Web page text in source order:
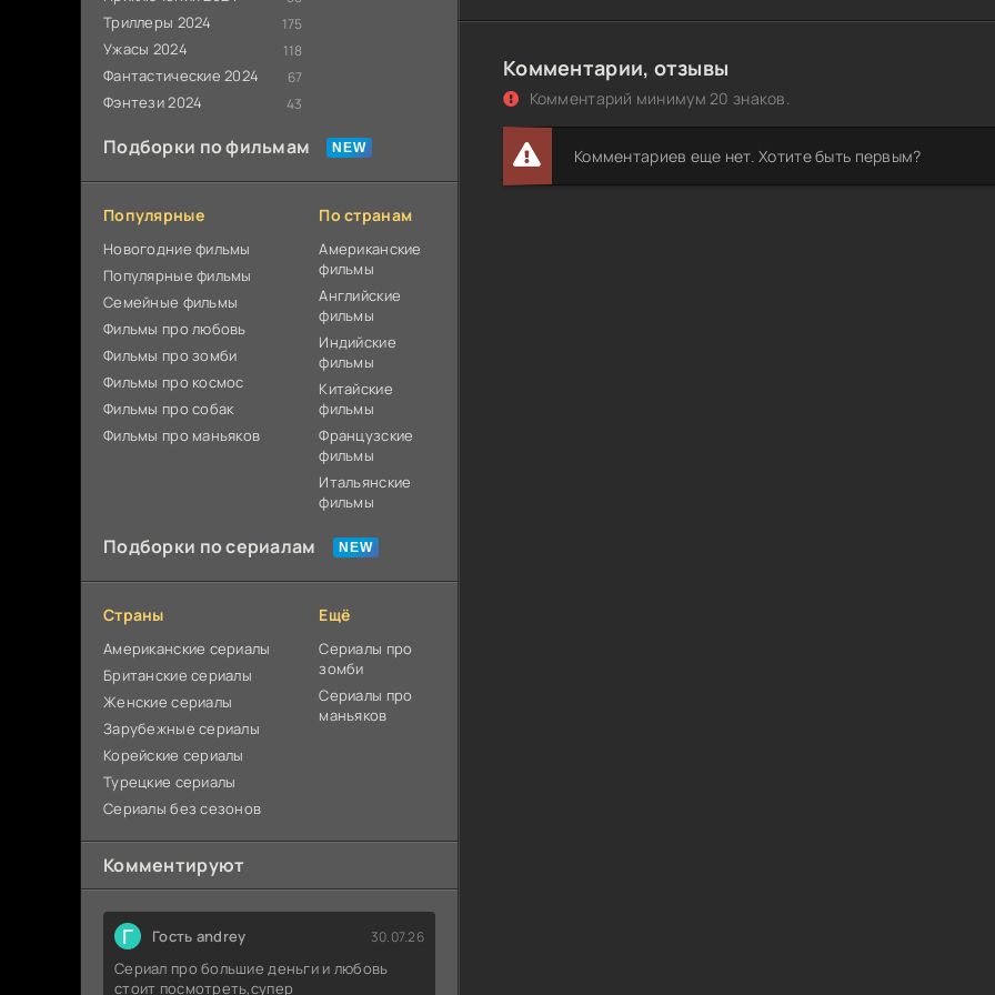
Триллеры 2024 175
Ужасы 2024 118
Фантастические 2024 67
Фэнтези 2024 43
Подборки по фильмам
Популярные
Новогодние фильмы
Популярные фильмы
Cемейные фильмы
Фильмы про любовь
Фильмы про зомби
Фильмы про космос
Фильмы про собак
Фильмы про маньяков
По странам
Американские
фильмы
Английские
фильмы
Индийские
фильмы
Китайские
фильмы
Французские
фильмы
Итальянские
фильмы
Подборки по сериалам
Страны
Американские сериалы
Британские сериалы
Женские сериалы
Зарубежные сериалы
Корейские сериалы
Турецкие сериалы
Сериалы без сезонов
Ещё
Сериалы про
зомби
Сериалы про
маньяков
Комментируют
Г Гость andrey 30.07.26
Сериал про большие деньги и любовь
стоит посмотреть,супер
Комментарии, отзывы
Комментарий минимум 20 знаков.
Комментариев еще нет. Хотите быть первым?